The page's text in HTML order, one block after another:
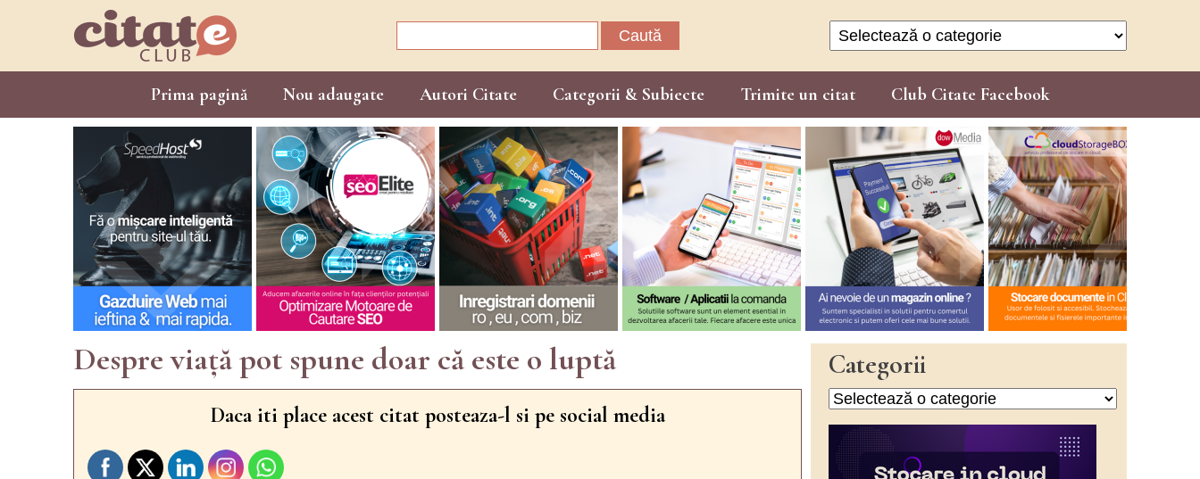
Categorii
Prima pagină Nou adaugate Autori Citate Categorii & Subiecte Trimite un citat Club Citate Facebook
Despre viață pot spune doar că este o luptă
Daca iti place acest citat posteaza-l si pe social media
Categorii
Categorii